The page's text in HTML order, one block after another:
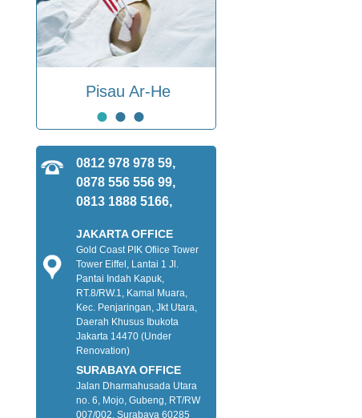
Pisau Ar-He
● ● ●
0812 978 978 59,
0878 556 556 99,
0813 1888 5166,
JAKARTA OFFICE
Gold Coast PIK Ofiice Tower
Tower Eiffel, Lantai 1 Jl.
Pantai Indah Kapuk,
RT.8/RW.1, Kamal Muara,
Kec. Penjaringan, Jkt Utara,
Daerah Khusus Ibukota
Jakarta 14470 (Under
Renovation)
SURABAYA OFFICE
Jalan Dharmahusada Utara
no. 6, Mojo, Gubeng, RT/RW
007/002, Surabaya 60285